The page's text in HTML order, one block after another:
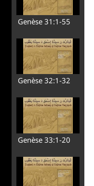
Genèse 31:1-55
Genèse 32:1-32
Genèse 33:1-20